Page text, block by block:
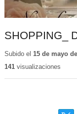
SHOPPING_
Subido el 15 de mayo
141visualizaciones